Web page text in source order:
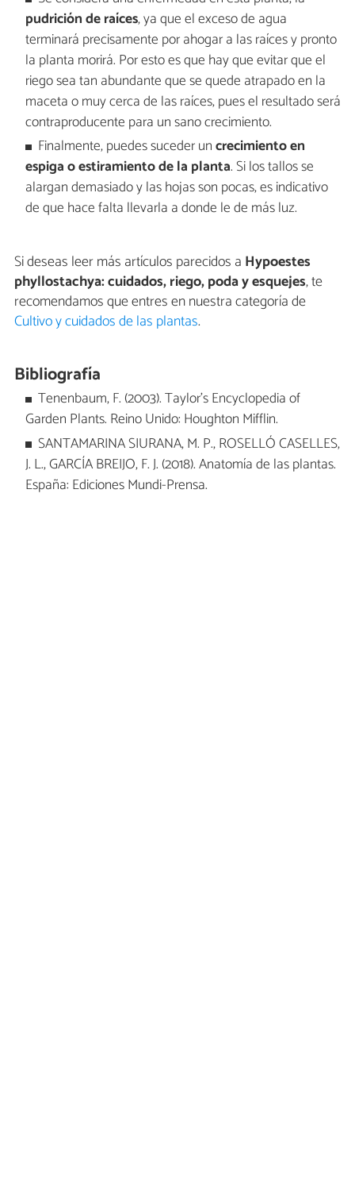
pudrición de raíces, ya que el exceso de agua
terminará precisamente por ahogar a las raíces y pronto
la planta morirá. Por esto es que hay que evitar que el
riego sea tan abundante que se quede atrapado en la
maceta o muy cerca de las raíces, pues el resultado será
contraproducente para un sano crecimiento.
Finalmente, puedes suceder uncrecimiento en
espiga o estiramiento de la planta. Si los tallos se
alargan demasiado y las hojas son pocas, es indicativo
de que hace falta llevarla a donde le de más luz.
Si deseas leer más artículos parecidos a Hypoestes
phyllostachya: cuidados, riego, poda y esquejes, te
recomendamos que entres en nuestra categoría de
Cultivo y cuidados de las plantas.
Bibliografía
Tenenbaum, F. (2003). Taylor's Encyclopedia of
Garden Plants. Reino Unido: Houghton Mifflin.
SANTAMARINA SIURANA, M. P., ROSELLÓ CASELLES,
J. L., GARCÍA BREIJO, F. J. (2018). Anatomía de las plantas.
España: Ediciones Mundi-Prensa.